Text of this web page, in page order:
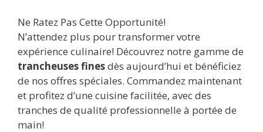
Ne Ratez Pas Cette Opportunité!
N’attendez plus pour transformer votre
expérience culinaire! Découvrez notre gamme de
trancheuses finesdès aujourd’hui et bénéficiez
de nos offres spéciales. Commandez maintenant
et profitez d’une cuisine facilitée, avec des
tranches de qualité professionnelle à portée de
main!